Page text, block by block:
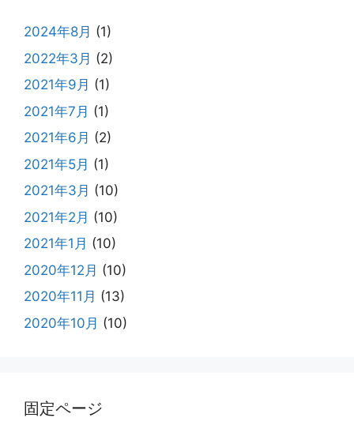
2024年8月 (1)
2022年3月 (2)
2021年9月 (1)
2021年7月 (1)
2021年6月 (2)
2021年5月 (1)
2021年3月 (10)
2021年2月 (10)
2021年1月 (10)
2020年12月 (10)
2020年11月 (13)
2020年10月 (10)
固定ページ